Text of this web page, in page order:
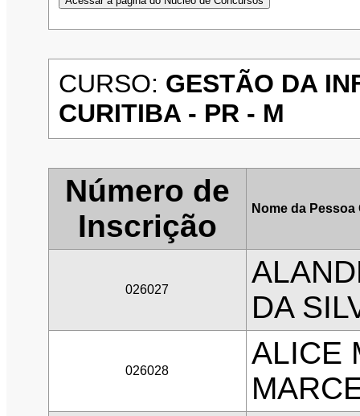
CURSO: GESTÃO DA
CURITIBA - PR - M
Número de
Inscrição
Nome da Pessoa
026027
DA
026028
ALICE